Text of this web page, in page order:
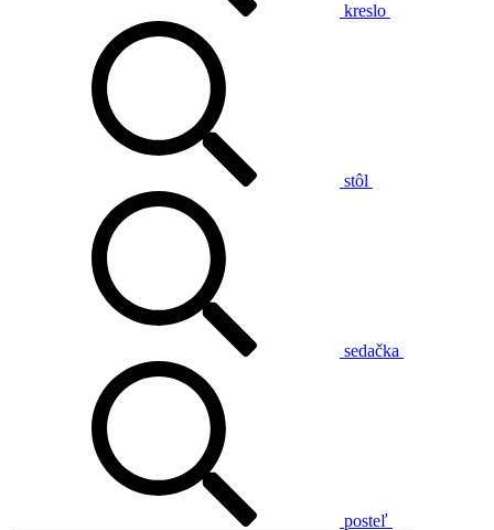
kreslo
stôl
sedačka
posteľ